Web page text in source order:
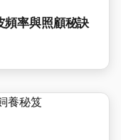
頻率與照顧秘訣